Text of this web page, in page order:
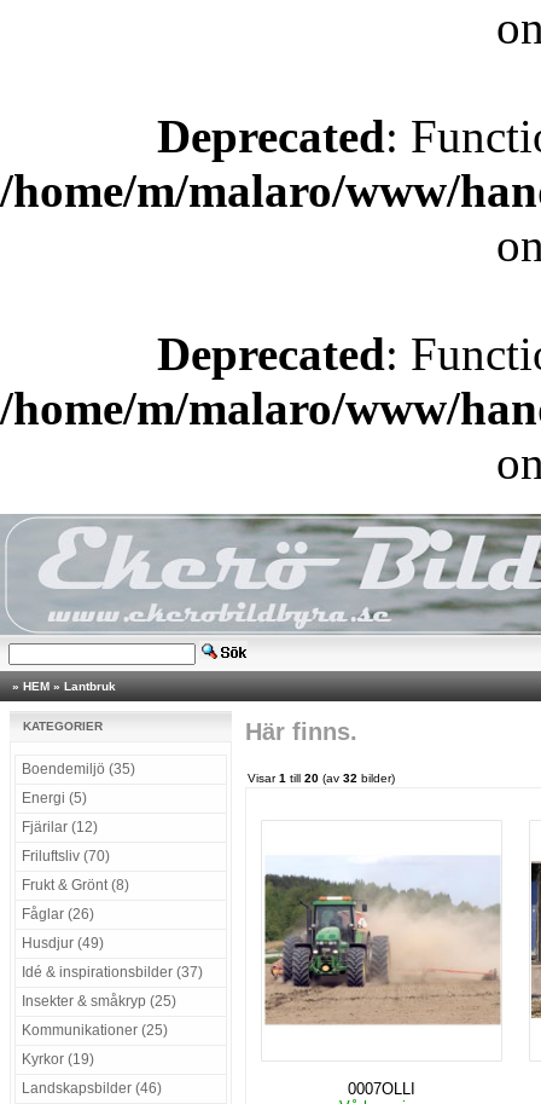
Deprecated:
/home/m/malaro/www/
Deprecated:
/home/m/malaro/www/
» HEM » Lantbruk
KATEGORIER
Boendemiljö (35)
Energi (5)
Fjärilar (12)
Friluftsliv (70)
Frukt & Grönt (8)
Fåglar (26)
Husdjur (49)
Idé & inspirationsbilder (37)
Insekter & småkryp (25)
Kommunikationer (25)
Kyrkor (19)
Landskapsbilder (46)
Här finns.
Visar1 till 20 (av 32 bilder)
0007OLLI